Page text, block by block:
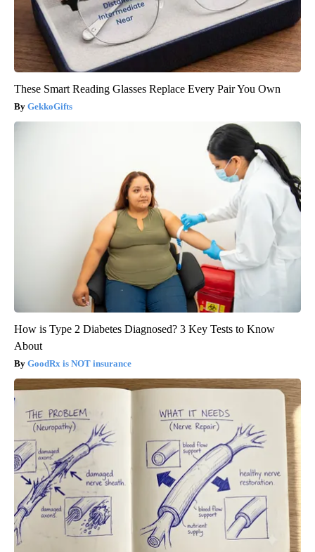
These Smart Reading Glasses Replace Every Pair You Own
GekkoGifts
How is Type 2 Diabetes Diagnosed? 3 Key Tests to Know
About
GoodRx is NOT insurance